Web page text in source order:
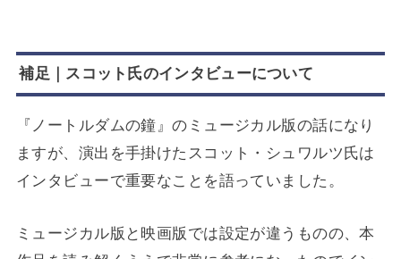
補足｜スコット氏のインタビューについて
『ノートルダムの鐘』のミュージカル版の話になり
ますが、演出を手掛けたスコット・シュワルツ氏は
インタビューで重要なことを語っていました。
ミュージカル版と映画版では設定が違うものの、本